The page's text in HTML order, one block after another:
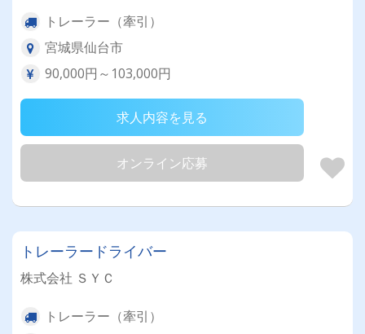
トレーラー（牽引）
宮城県仙台市
90,000円～103,000円
求人内容を見る
オンライン応募
トレーラードライバー
株式会社 ＳＹＣ
トレーラー（牽引）